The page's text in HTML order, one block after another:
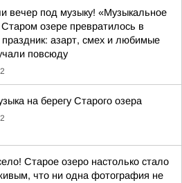
вечер под музыку! «Музыкальное
озере превратилось в
азарт, смех и любимые
повсюду
на берегу Старого озера
Старое озеро настолько стало
что ни одна фотография не